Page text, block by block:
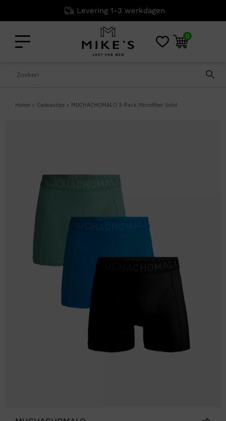
Levering 1-3 werkdagen
0
Home > Cadeautips > MUCHACHOMALO 3-Pack Microfiber Solid